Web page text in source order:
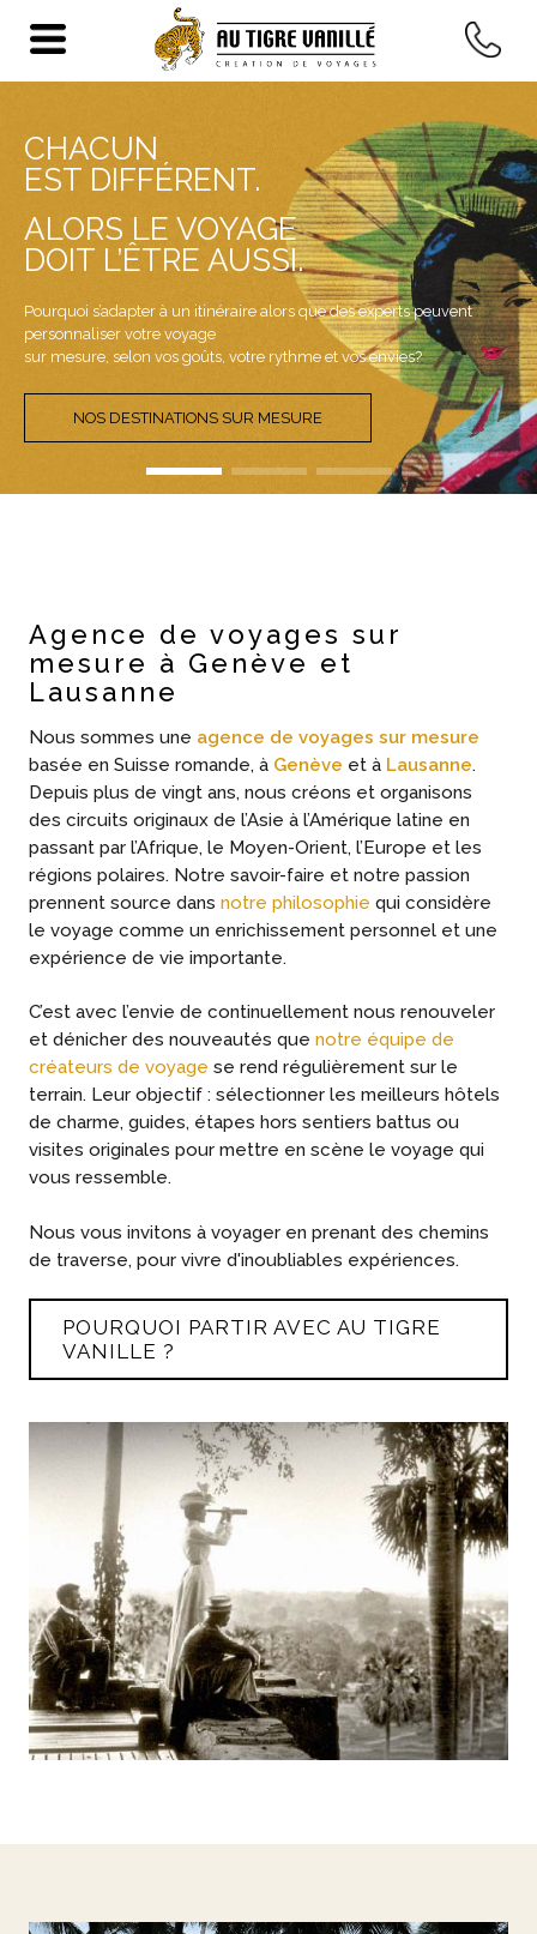
CHACUN
EST DIFFÉRENT.
ALORS LE VOYAGE
DOIT L’ÊTRE AUSSI.
Pourquoi s’adapter à un itinéraire alors que des experts peuvent
personnaliser votre voyage
sur mesure, selon vos goûts, votre rythme et vos envies?
NOS DESTINATIONS SUR MESURE
Agence de voyages sur
mesure à Genève et
Lausanne
Nous sommes une agence de voyages sur mesure
basée en Suisse romande, à Genève et à Lausanne.
Depuis plus de vingt ans, nous créons et organisons
des circuits originaux de l’Asie à l’Amérique latine en
passant par l’Afrique, le Moyen-Orient, l’Europe et les
régions polaires. Notre savoir-faire et notre passion
prennent source dans notre philosophie qui considère
le voyage comme un enrichissement personnel et une
expérience de vie importante.
C’est avec l’envie de continuellement nous renouveler
et dénicher des nouveautés que notre équipe de
créateurs de voyage se rend régulièrement sur le
terrain. Leur objectif : sélectionner les meilleurs hôtels
de charme, guides, étapes hors sentiers battus ou
visites originales pour mettre en scène le voyage qui
vous ressemble.
Nous vous invitons à voyager en prenant des chemins
de traverse, pour vivre d'inoubliables expériences.
POURQUOI PARTIR AVEC AU TIGRE
VANILLE ?